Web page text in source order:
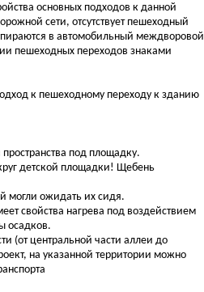
основных подходов к данной
сети, отсутствует пешеходный
в автомобильный междворовой
пешеходных переходов знаками
к пешеходному переходу к зданию
под площадку.
детской площадки! Щебень
могли ожидать их сидя.
свойства нагрева под воздействием
осадков.
(от центральной части аллеи до
на указанной территории можно